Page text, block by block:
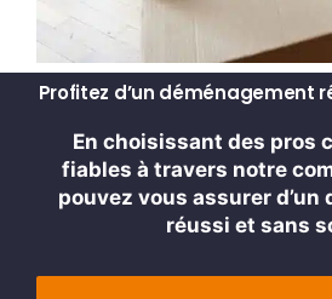
Profitez d’un déménagement
En choisissant des pros
fiables à travers notre
pouvez vous assurer d’un
réussi et sans